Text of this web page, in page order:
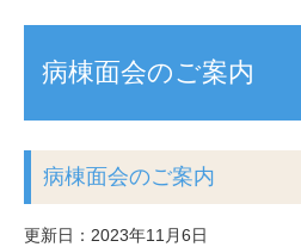
病棟面会のご案内
病棟面会のご案内
更新日：2023年11月6日